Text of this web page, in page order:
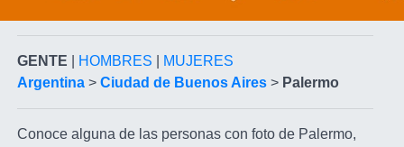
GENTE HOMBRES
MUJERES
Argentina > Ciudad de Buenos Aires > Palermo
Conoce alguna de las personas con foto de Palermo,